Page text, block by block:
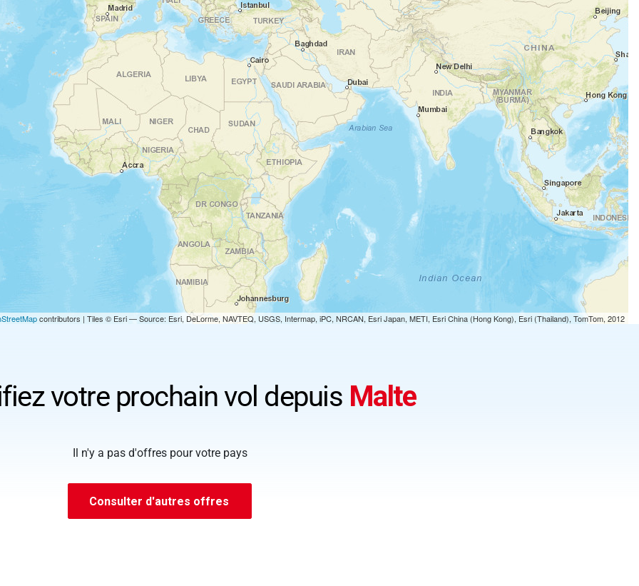
contributors | Tiles © Esri — Source: Esri, DeLorme, NAVTEQ, USGS, Intermap, iPC, NRCAN, Esri Japan, METI, Esri China (Hong Kong), Esri (Thailand), TomTom, 2012
votre prochain vol depuis Malte
Il n'y a pas d'offres pour votre pays
Consulter d'autres offres